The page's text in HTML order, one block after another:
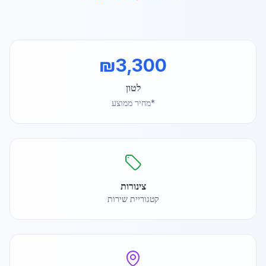
₪3,300
לטון
*מחיר ממוצע
צינורות
קטגוריית שירות